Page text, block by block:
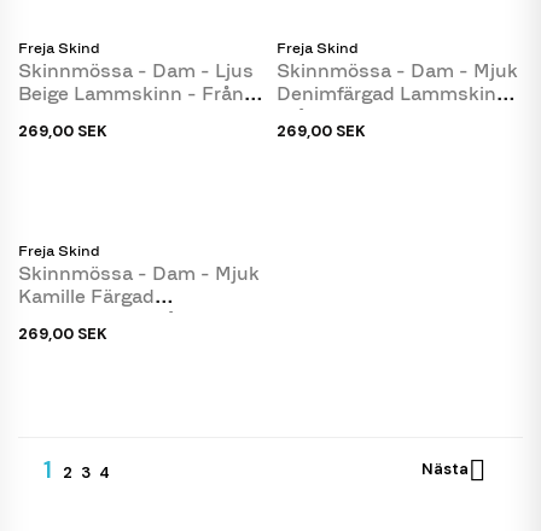
Freja Skind
Skinnmössa - Dam - Ljus
Beige Lammskinn - Från
269,00 SEK
Freja Skind
Skinnmössa - Dam - Mjuk
Denimfärgad Lammskinn -
Från Freja Skind
269,00 SEK
Freja Skind
Skinnmössa - Dam - Mjuk
Kamille Färgad
Lammskinn - Från Freja...
269,00 SEK
1 2 3 4 Nästa